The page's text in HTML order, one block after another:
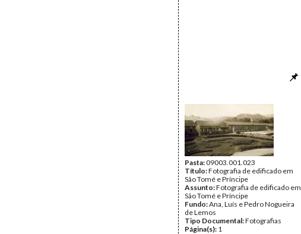
Pasta:09003.001.023
Título:Fotografia de edificado em
São Tomé e Príncipe
Assunto:Fotografia de edificado em
São Tomé e Príncipe
Fundo:Ana, Luís e Pedro Nogueira
de Lemos
Tipo Documental:Fotografias
Página(s): 1